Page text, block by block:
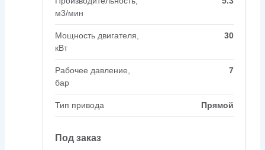
м3/мин
Мощность двигателя,
кВт
30
Рабочее давление,
бар
7
Тип привода Прямой
Под заказ